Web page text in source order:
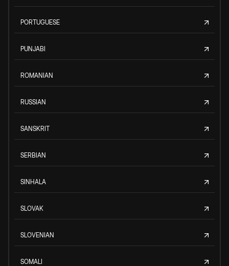
PORTUGUESE
PUNJABI
ROMANIAN
RUSSIAN
SANSKRIT
SERBIAN
SINHALA
SLOVAK
SLOVENIAN
SOMALI